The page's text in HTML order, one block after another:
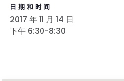
日期和时间
2017 年 11 月 14 日
下午 6:30-8:30